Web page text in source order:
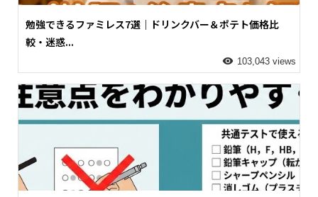
勉強できるファミレス7選｜ドリンクバー＆ポテト価格比
較・迷惑...
103,043 views